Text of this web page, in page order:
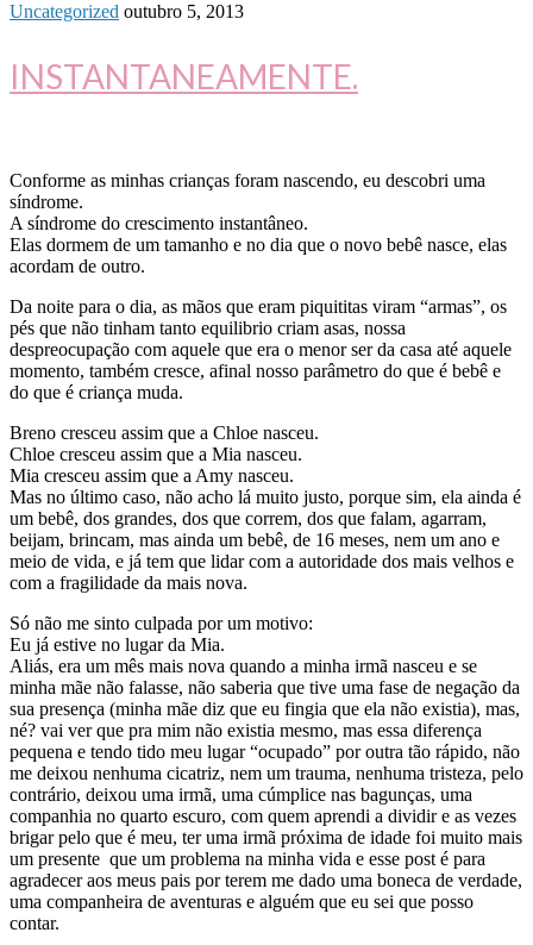
Uncategorized outubro 5, 2013
INSTANTANEAMENTE.
Conforme as minhas crianças foram nascendo, eu descobri uma
síndrome.
A síndrome do crescimento instantâneo.
Elas dormem de um tamanho e no dia que o novo bebê nasce, elas
acordam de outro.
Da noite para o dia, as mãos que eram piquititas viram “armas”, os
pés que não tinham tanto equilibrio criam asas, nossa
despreocupação com aquele que era o menor ser da casa até aquele
momento, também cresce, afinal nosso parâmetro do que é bebê e
do que é criança muda.
Breno cresceu assim que a Chloe nasceu.
Chloe cresceu assim que a Mia nasceu.
Mia cresceu assim que a Amy nasceu.
Mas no último caso, não acho lá muito justo, porque sim, ela ainda é
um bebê, dos grandes, dos que correm, dos que falam, agarram,
beijam, brincam, mas ainda um bebê, de 16 meses, nem um ano e
meio de vida, e já tem que lidar com a autoridade dos mais velhos e
com a fragilidade da mais nova.
Só não me sinto culpada por um motivo:
Eu já estive no lugar da Mia.
Aliás, era um mês mais nova quando a minha irmã nasceu e se
minha mãe não falasse, não saberia que tive uma fase de negação da
sua presença (minha mãe diz que eu fingia que ela não existia), mas,
né? vai ver que pra mim não existia mesmo, mas essa diferença
pequena e tendo tido meu lugar “ocupado” por outra tão rápido, não
me deixou nenhuma cicatriz, nem um trauma, nenhuma tristeza, pelo
contrário, deixou uma irmã, uma cúmplice nas bagunças, uma
companhia no quarto escuro, com quem aprendi a dividir e as vezes
brigar pelo que é meu, ter uma irmã próxima de idade foi muito mais
um presente que um problema na minha vida e esse post é para
agradecer aos meus pais por terem me dado uma boneca de verdade,
uma companheira de aventuras e alguém que eu sei que posso
contar.